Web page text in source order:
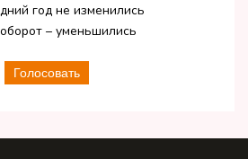
год не изменились
– уменьшились
Голосовать